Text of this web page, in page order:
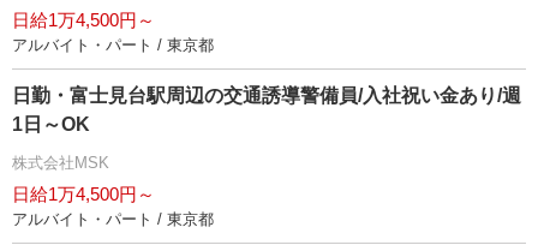
日給1万4,500円～
アルバイト・パート / 東京都
日勤・富士見台駅周辺の交通誘導警備員/入社祝い金あり/週
1日～OK
株式会社MSK
日給1万4,500円～
アルバイト・パート / 東京都